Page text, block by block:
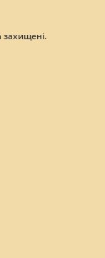
захищені.